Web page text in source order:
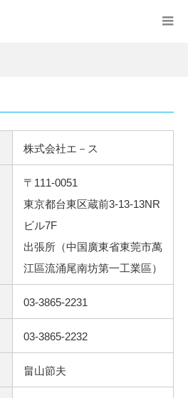
株式会社エ－ス
〒111-0051
東京都台東区蔵前3-13-13NR
ビル7F
出張所（中国廣東省東莞市萬
江區流涌尾南坊第一工業區）
03-3865-2231
03-3865-2232
畠山節夫